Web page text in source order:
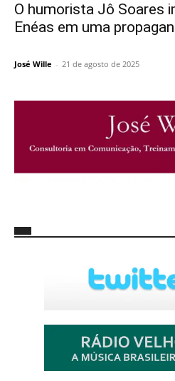
O humorista Jô Soares
Enéas em uma
José Wille - 21 de agosto de 2025